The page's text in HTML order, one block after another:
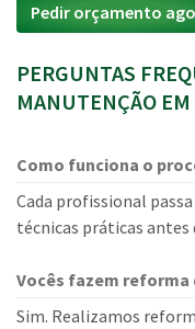
Pedir orçamento
PERGUNTAS
MANUTENÇÃO
Como funciona o
Cada profissional
técnicas práticas antes
Vocês fazem reforma
Sim. Realizamos